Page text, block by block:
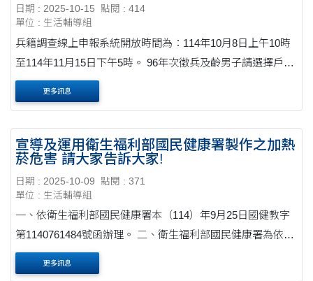
日期 : 2025-10-15
點閱 : 414
單位 : 生活輔導組
兵籍調查線上申報系統開放時間為：114年10月8日上午10時
至114年11月15日下午5時。 96年次徵兵及齡男子請選擇戶籍
所在縣市進行線上申報。 網址: https://dca.moi.gov.tw/ris/
更多訊息
宣導及運用衛生福利部國民健康署製作之加熱
菸危害 請大家告訴大家!
日期 : 2025-10-09
點閱 : 371
單位 : 生活輔導組
一、依衛生福利部國民健康署本（114）年9月25日國健教字
第1140761484號函辦理。 二、衛生福利部國民健康署為依
「菸害防制法」第15條規定，全面禁止電子煙等類菸品，並
嚴格管制符合菸品定義之新型態菸草產品（包含加熱菸....
更多訊息